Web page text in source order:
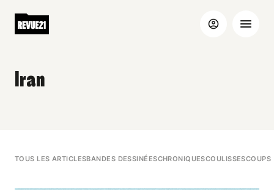
Iran
TOUS LES ARTICLESBANDES DESSINÉESCHRONIQUESCOULISSESCOUPS